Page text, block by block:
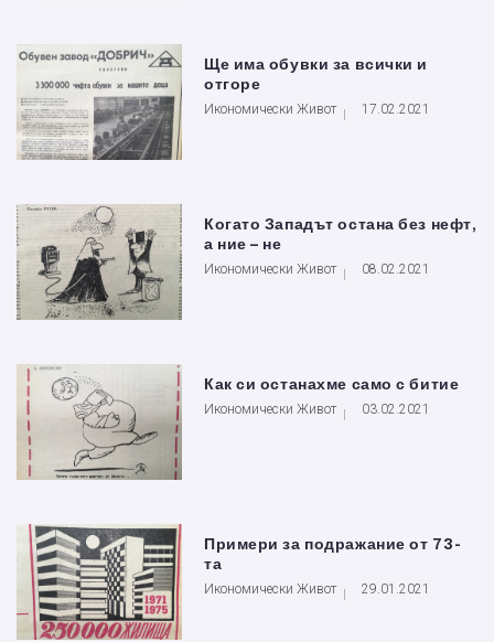
Ще има обувки за всички и
отгоре
Икономически Живот 17.02.2021
Когато Западът остана без нефт,
а ние – не
Икономически Живот 08.02.2021
Как си останахме само с битие
Икономически Живот 03.02.2021
Примери за подражание от 73-
та
Икономически Живот 29.01.2021